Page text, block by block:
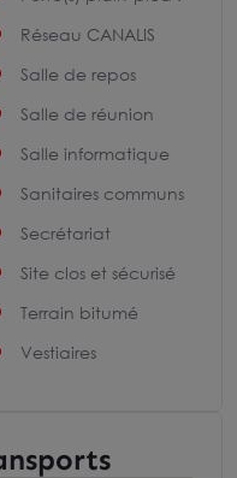
Réseau CANALIS
Salle de repos
Salle de réunion
Salle informatique
Sanitaires communs
Secrétariat
Site clos et sécurisé
Terrain bitumé
Vestiaires